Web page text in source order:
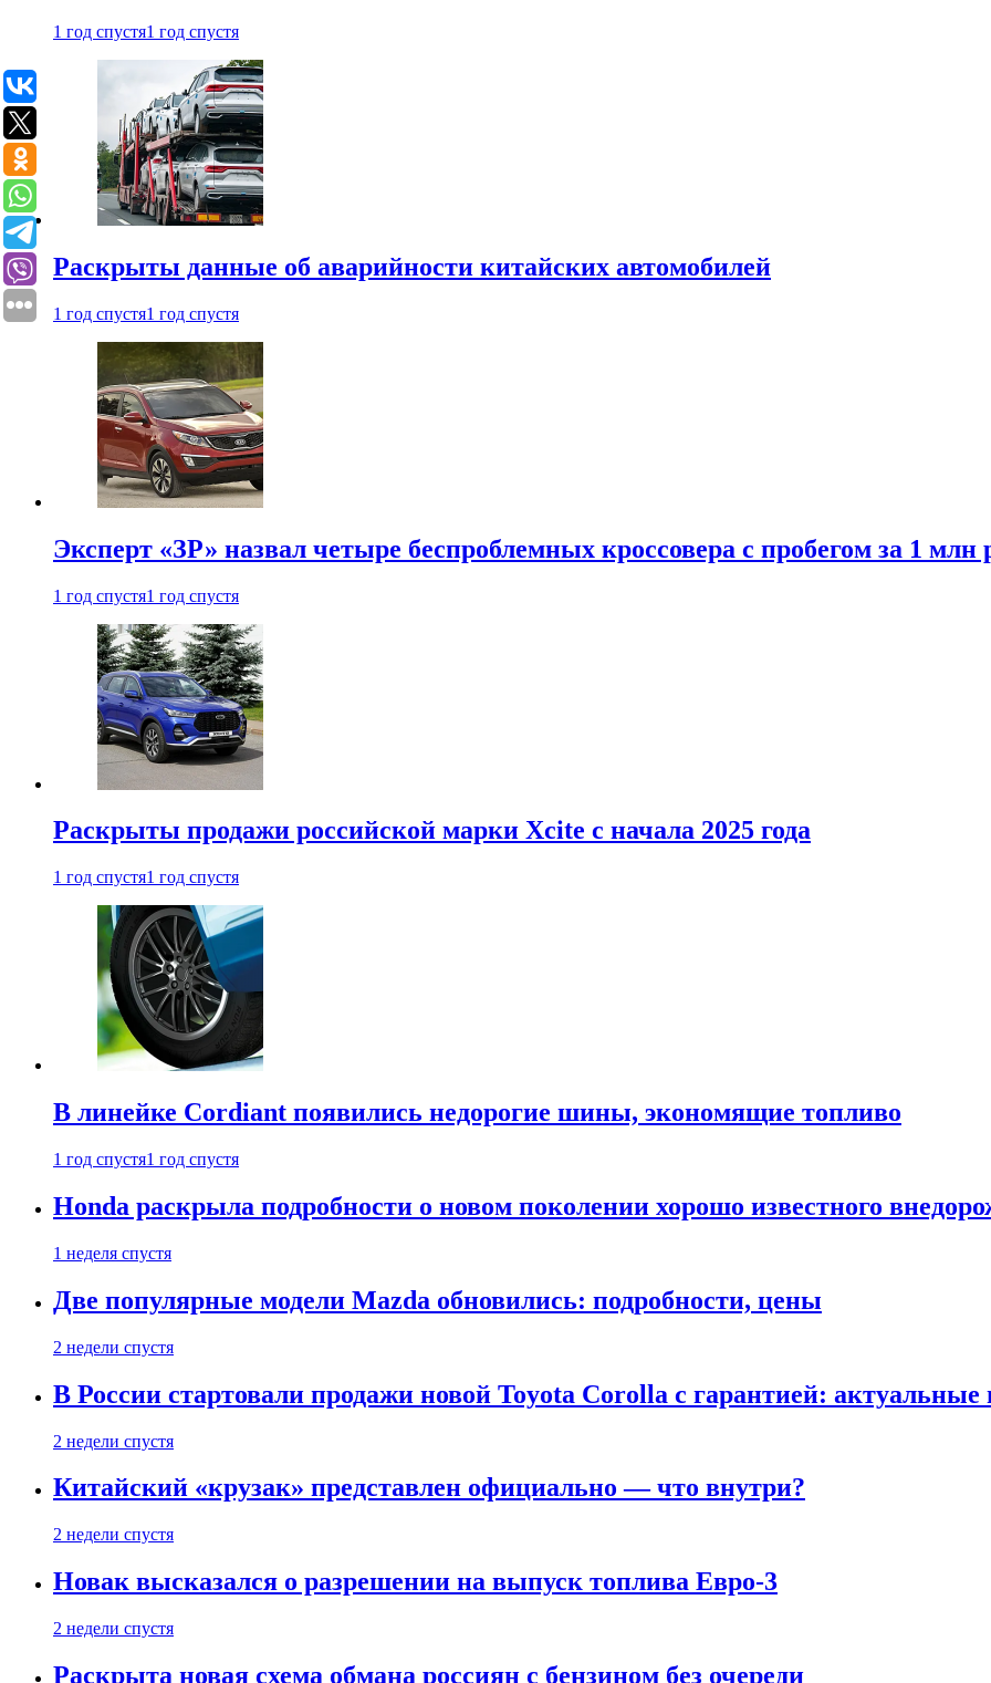
1 год спустя1 год спустя
Раскрыты данные об аварийности китайских автомобилей
1 год спустя1 год спустя
Эксперт «ЗР» назвал четыре беспроблемных кроссовера с пробегом за 1 млн
1 год спустя1 год спустя
Раскрыты продажи российской марки Xcite с начала 2025 года
1 год спустя1 год спустя
В линейке Cordiant появились недорогие шины, экономящие топливо
1 год спустя1 год спустя
Honda раскрыла подробности о новом поколении хорошо известного
1 неделя спустя
Две популярные модели Mazda обновились: подробности, цены
2 недели спустя
В России стартовали продажи новой Toyota Corolla с гарантией:
2 недели спустя
Китайский «крузак» представлен официально — что внутри?
2 недели спустя
Новак высказался о разрешении на выпуск топлива Евро-3
2 недели спустя
Раскрыта новая схема обмана россиян с бензином без очереди